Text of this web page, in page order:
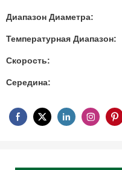
Диапазон Диаметра:
Температурная Диапазон:
Скорость:
Середина: